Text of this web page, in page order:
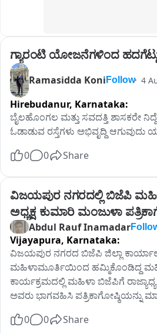
ಗ್ಯಾರಂಟಿ ಯೋಜನೆಗಳಿಂದ
Ramasidda Koni Follow 4
Hirebudanur, Karnataka:
ಬೈಲಹೊಂಗಲ ಮತ್ತು ಸವದತ್ತಿ ಶಾಸಕರೇ
ಓಡಾಡುವ ರಸ್ತೆಗಳು ಅಭಿವೃದ್ಧಿ ಆಗುವುದು
0 0 Share
ವಿಜಯಪುರ ನಗರದಲ್ಲಿ ಬಿಜೆಪಿ
ಅಧ್ಯಕ್ಷ ಕುಮಾರಿ ಮಂಜುಳಾ
Abdul Rauf Inamadar
Vijayapura, Karnataka:
ವಿಜಯಪುರ ನಗರದ ಬಿಜೆಪಿ ಜಿಲ್ಲಾ
ಮಹಿಳಾಮೂರ್ತಿಯಿಂದ ಹಮ್ಮಿಕೊಂಡಿದ್ದ
ಕಾರ್ಯಕ್ರಮದಲ್ಲಿ ಮಹಿಳಾ ಬಿಜೆಪಿಗೆ
ಅವರು ಭಾಗವಹಿಸಿ ಪತ್ರಿಕಾಗೋಷ್ಠಿಯನ್ನು
0 0 Share